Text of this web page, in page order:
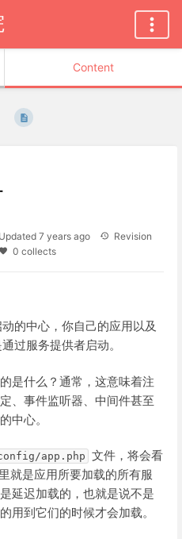
Content
7 years ago
Revision
0 collects
的中心，你自己的应用以及
过服务提供者启动。
是什么？通常，这意味着注
、事件监听器、中间件甚至
中心。
app.php
文件，将会看
就是应用所要加载的所有服
延迟加载的，也就是说不是
用到它们的时候才会加载。